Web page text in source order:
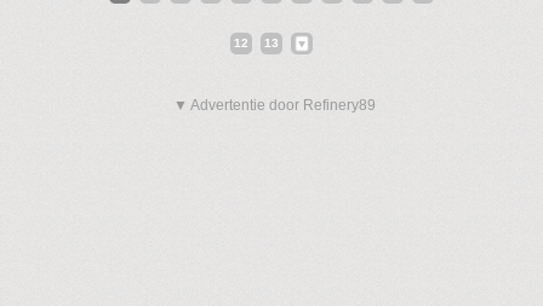
12 13
▼ Advertentie door Refinery89